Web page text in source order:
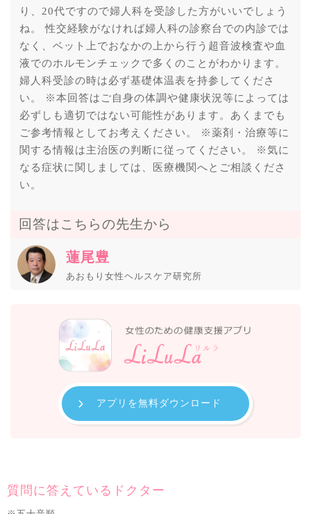
り、20代ですので婦人科を受診した方がいいでしょう
ね。 性交経験がなければ婦人科の診察台での内診では
なく、ベット上でおなかの上から行う超音波検査や血
液でのホルモンチェックで多くのことがわかります。
婦人科受診の時は必ず基礎体温表を持参してくださ
い。 ※本回答はご自身の体調や健康状況等によっては
必ずしも適切ではない可能性があります。あくまでも
ご参考情報としてお考えください。 ※薬剤・治療等に
関する情報は主治医の判断に従ってください。 ※気に
なる症状に関しましては、医療機関へとご相談くださ
い。
回答はこちらの先生から
蓮尾豊
あおもり女性ヘルスケア研究所
アプリを無料ダウンロード
質問に答えているドクター